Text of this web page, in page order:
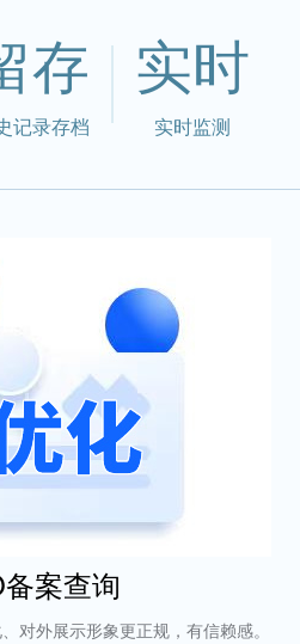
存
记录存档
实时
实时监测
案查询
对外展示形象更正规，有信赖感。